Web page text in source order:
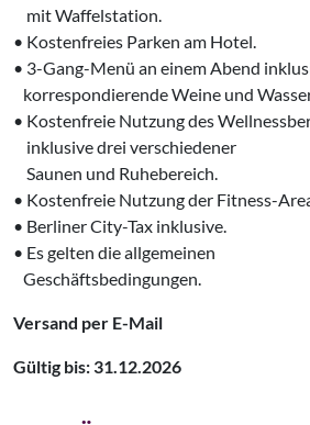
‌ mit Waffelstation.
• Kostenfreies Parken am Hotel.
• 3-Gang-Menü an einem Abend
korrespondierende Weine und
• Kostenfreie Nutzung des
‌ inklusive drei verschiedener
‌ Saunen und Ruhebereich.
• Kostenfreie Nutzung der Fitness-
• Berliner City-Tax inklusive.
• Es gelten die allgemeinen
‌ Geschäftsbedingungen.
Versand per E-Mail
Gültig bis: 31.12.2026